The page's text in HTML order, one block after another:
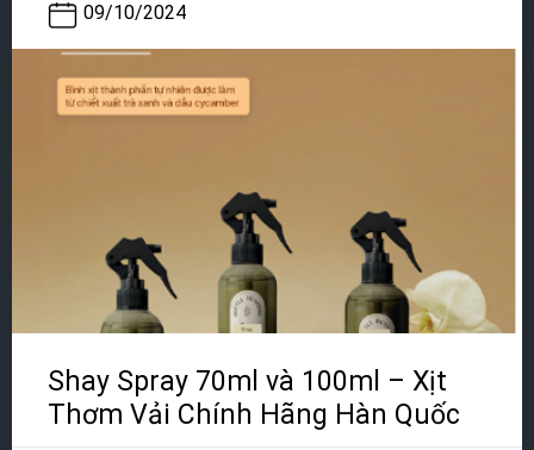
09/10/2024
Shay Spray 70ml và 100ml – Xịt
Thơm Vải Chính Hãng Hàn Quốc